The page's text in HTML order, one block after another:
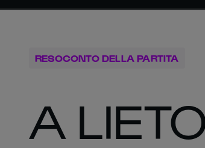
RESOCONTO DELLA PARTITA
A